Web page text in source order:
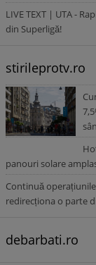
LIVE TEXT | UTA -
din Superligă!
stirileprotv.ro
panouri solare
Continuă
redirecționa o parte
debarbati.ro